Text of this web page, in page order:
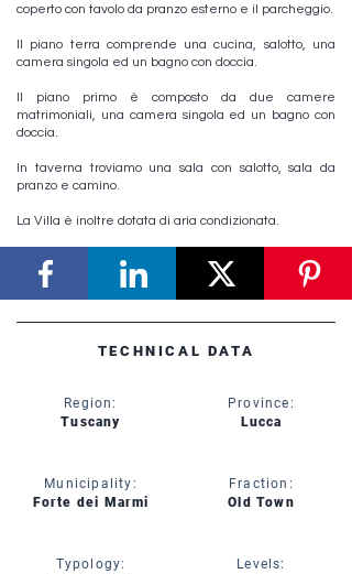
coperto con tavolo da pranzo esterno e il parcheggio.
Il piano terra comprende una cucina, salotto, una
camera singola ed un bagno con doccia.
Il piano primo è composto da due camere
matrimoniali, una camera singola ed un bagno con
doccia.
In taverna troviamo una sala con salotto, sala da
pranzo e camino.
La Villa è inoltre dotata di aria condizionata.
TECHNICAL DATA
Region:
Tuscany
Municipality:
Forte dei Marmi
Typology:
Province:
Lucca
Fraction:
Old Town
Levels: